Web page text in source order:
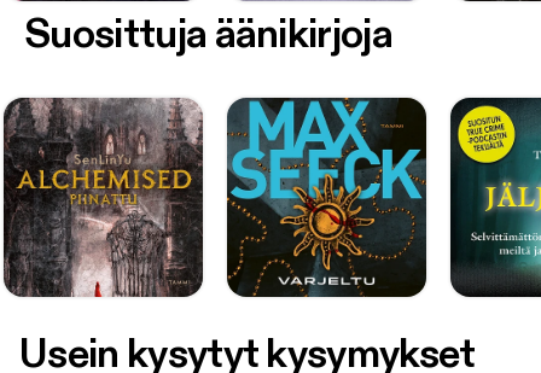
Suosittuja äänikirjoja
Usein kysytyt kysymykset